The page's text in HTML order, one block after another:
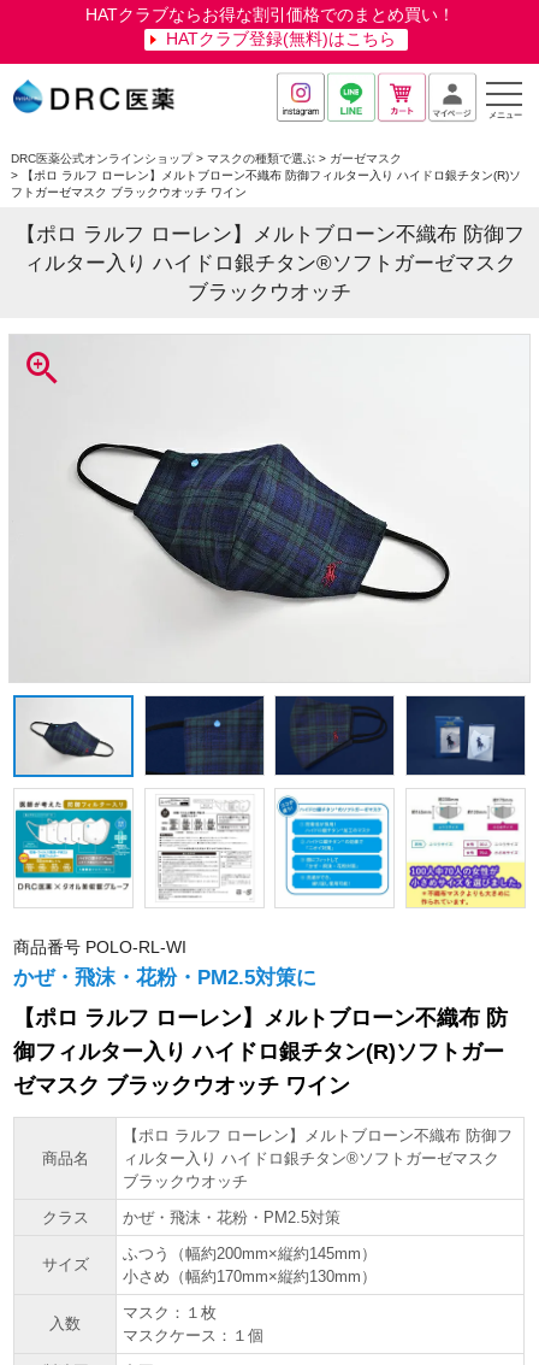
HATクラブならお得な割引価格でのまとめ買い！
HATクラブ登録(無料)はこちら
メニュー
DRC医薬公式オンラインショップ マスクの種類で選ぶ
ガーゼマスク
【ポロ ラルフ ローレン】メルトブローン不織布 防御フィルター入り ハイドロ銀チタン(R)ソ
フトガーゼマスク ブラックウオッチ ワイン
【ポロ ラルフ ローレン】メルトブローン不織布 防御フ
ィルター入り ハイドロ銀チタン®ソフトガーゼマスク
ブラックウオッチ
商品番号 POLO-RL-WI
かぜ・飛沫・花粉・PM2.5対策に
【ポロ ラルフ ローレン】メルトブローン不織布 防
御フィルター入り ハイドロ銀チタン(R)ソフトガー
ゼマスク ブラックウオッチ ワイン
商品名
【ポロ ラルフ ローレン】メルトブローン不織布 防御フ
ィルター入り ハイドロ銀チタン®ソフトガーゼマスク
ブラックウオッチ
クラス
かぜ・飛沫・花粉・PM2.5対策
サイズ
ふつう（幅約200mm×縦約145mm）
小さめ（幅約170mm×縦約130mm）
入数
マスク：１枚
マスクケース：１個